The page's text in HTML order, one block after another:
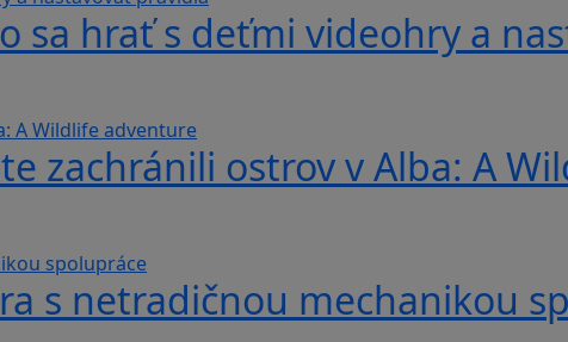
sa hrať s deťmi videohry a
zachránili ostrov v Alba: A
s netradičnou mechanikou